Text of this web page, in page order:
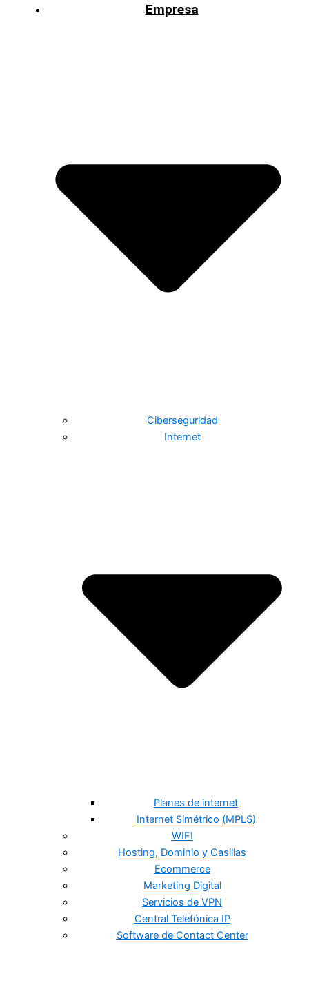
Empresa
Ciberseguridad
Internet
Planes de internet
Internet Simétrico (MPLS)
WIFI
Hosting, Dominio y Casillas
Ecommerce
Marketing Digital
Servicios de VPN
Central Telefónica IP
Software de Contact Center